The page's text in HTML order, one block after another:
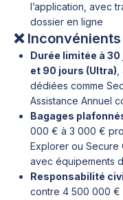
l’application, avec
dossier en ligne
❌ Inconvénients
Durée limitée à
et 90 jours (Ultra)
dédiées comme
Assistance Annuel
Bagages
000 € à 3 000 €
Explorer ou Secure
avec équipements
Responsabilité
contre 4 500 000 €